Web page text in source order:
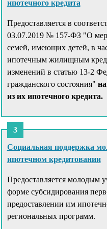
ипотечного кредита
Предоставляется в
03.07.2019 № 157-ФЗ "О
семей, имеющих детей, в
ипотечным жилищным
изменений в статью 13-2
гражданского состояния"
из их ипотечного кредита.
Социальная поддержка
ипотечном кредитовании
Предоставляется молодым
форме субсидирования
предоставлении им
региональных программ.